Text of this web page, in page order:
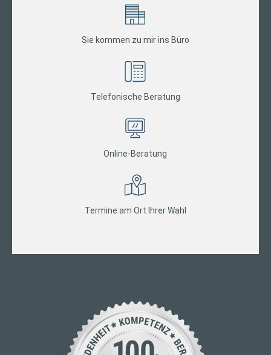
Sie kommen zu mir ins Büro
Telefonische Beratung
Online-Beratung
Termine am Ort Ihrer Wahl